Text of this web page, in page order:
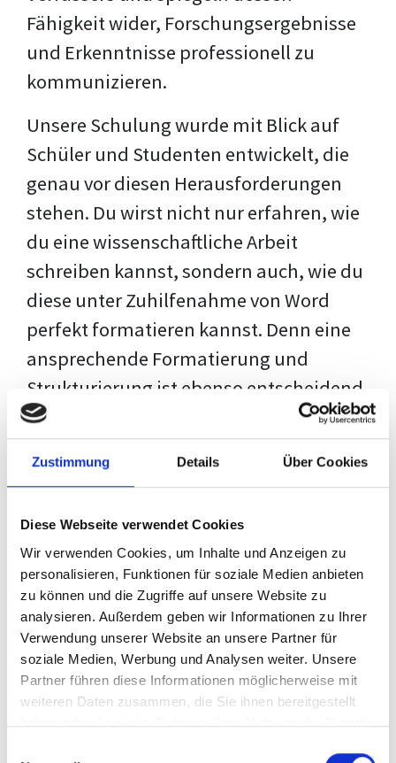
Zustimmung Details Über Cookies
Diese Webseite verwendet Cookies
Wir verwenden Cookies, um Inhalte und Anzeigen zu
personalisieren, Funktionen für soziale Medien anbieten
zu können und die Zugriffe auf unsere Website zu
analysieren. Außerdem geben wir Informationen zu Ihrer
Verwendung unserer Website an unsere Partner für
soziale Medien, Werbung und Analysen weiter. Unsere
Partner führen diese Informationen möglicherweise mit
weiteren Daten zusammen, die Sie ihnen bereitgestellt
haben oder die sie im Rahmen Ihrer Nutzung der Dienste
Fähigkeit wider, Forschungsergebnisse
und Erkenntnisse professionell zu
kommunizieren.
Unsere Schulung wurde mit Blick auf
Schüler und Studenten entwickelt, die
genau vor diesen Herausforderungen
stehen. Du wirst nicht nur erfahren, wie
du eine wissenschaftliche Arbeit
schreiben kannst, sondern auch, wie du
diese unter Zuhilfenahme von Word
perfekt formatieren kannst. Denn eine
ansprechende Formatierung und
Strukturierung ist ebenso entscheidend
wie der Inhalt selbst. Jeder Prüfer hat
eigene Erwartungen, und unsere
Schulung ist so konzipiert, dass sie dir
deiner individuellen Vorlage zeigt,
anstatt eine Einheitslösung zu bieten.
Der Prozess des wissenschaftlichen
Schreibens kann ohne das richtige
Wissen eine große Herausforderung
darstellen. Jedoch, ausgestattet mit
denTechniken und Strategiendieses
Kurses, wird die Formatierung deiner